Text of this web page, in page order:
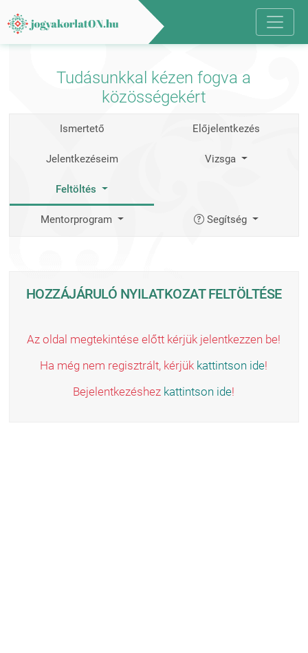
Tudásunkkal kézen fogva a
közösségekért
Ismertető Előjelentkezés
Jelentkezéseim Vizsga
Feltöltés
Mentorprogram Segítség
HOZZÁJÁRULÓ NYILATKOZAT FELTÖLTÉSE
Az oldal megtekintése előtt kérjük jelentkezzen be!
Ha még nem regisztrált, kérjük kattintson ide!
Bejelentkezéshez kattintson ide!